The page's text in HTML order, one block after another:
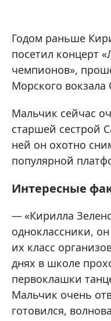
Годом раньше
посетил концерт
чемпионов»,
Морского вокзала
Мальчик сейчас
старшей сестрой
ней он охотно
популярной
Интересные
«Кирилла
одноклассники,
их класс
днях в школе
первоклашки
Мальчик очень
готовился,